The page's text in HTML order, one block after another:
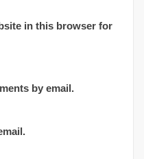
in this browser for
by email.